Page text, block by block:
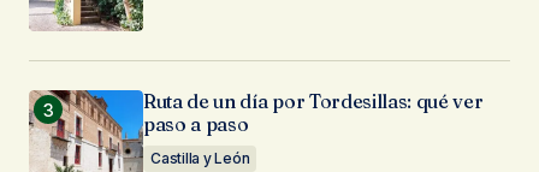
Ruta de un día por Tordesillas: qué ver
paso a paso
Castilla y León